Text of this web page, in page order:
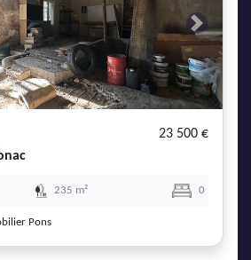
Next
23 500 €
235 m² 0
Pons